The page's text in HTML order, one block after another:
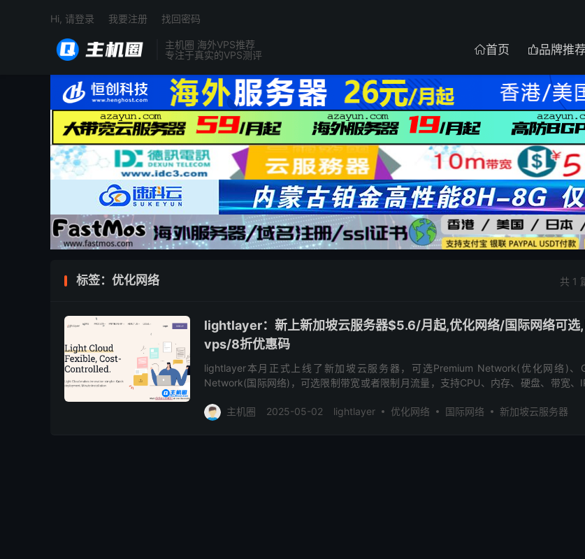
主机圈 海外VPS推荐
专注于真实的VPS测评
首页 品牌推
Hi, 请登录 我要注册 找回密码
共 1
标签：优化网络
lightlayer：新上新加坡云服务器$5.6/月起,优化网络/国际网络可选
vps/8折优惠码
lightlayer本月正式上线了新加坡云服务器，可选Premium Network(优化网络)、
Network(国际网络)，可选限制带宽或者限制月流量，支持CPU、内存、硬盘、带宽、
主机圈
2025-05-02 lightlayer 优化网络 国际网络
新加坡云服务器